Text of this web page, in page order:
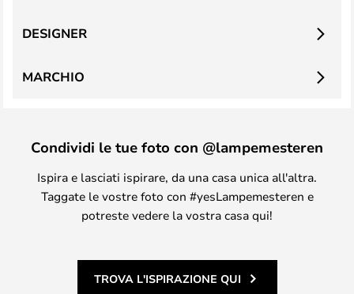
DESIGNER
MARCHIO
Condividi le tue foto con @lampemesteren
Ispira e lasciati ispirare, da una casa unica all'altra.
Taggate le vostre foto con #yesLampemesteren e
potreste vedere la vostra casa qui!
TROVA L'ISPIRAZIONE QUI